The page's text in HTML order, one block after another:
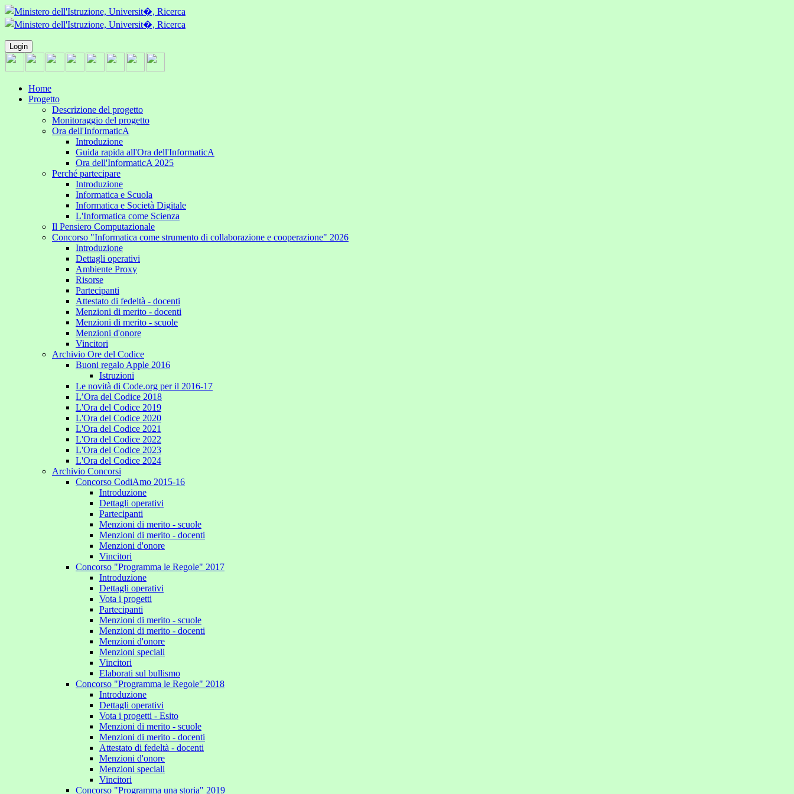
Login
Home
Progetto
Descrizione del progetto
Monitoraggio del progetto
Ora dell'InformaticA
Introduzione
Guida rapida all'Ora dell'InformaticA
Ora dell'InformaticA 2025
Perché partecipare
Introduzione
Informatica e Scuola
Informatica e Società Digitale
L'Informatica come Scienza
Il Pensiero Computazionale
Concorso "Informatica come strumento di collaborazione e cooperazione" 2026
Introduzione
Dettagli operativi
Ambiente Proxy
Risorse
Partecipanti
Attestato di fedeltà - docenti
Menzioni di merito - docenti
Menzioni di merito - scuole
Menzioni d'onore
Vincitori
Archivio Ore del Codice
Buoni regalo Apple 2016
Istruzioni
Le novità di Code.org per il 2016-17
L’Ora del Codice 2018
L'Ora del Codice 2019
L'Ora del Codice 2020
L'Ora del Codice 2021
L'Ora del Codice 2022
L'Ora del Codice 2023
L'Ora del Codice 2024
Archivio Concorsi
Concorso CodiAmo 2015-16
Introduzione
Dettagli operativi
Partecipanti
Menzioni di merito - scuole
Menzioni di merito - docenti
Menzioni d'onore
Vincitori
Concorso "Programma le Regole" 2017
Introduzione
Dettagli operativi
Vota i progetti
Partecipanti
Menzioni di merito - scuole
Menzioni di merito - docenti
Menzioni d'onore
Menzioni speciali
Vincitori
Elaborati sul bullismo
Concorso "Programma le Regole" 2018
Introduzione
Dettagli operativi
Vota i progetti - Esito
Menzioni di merito - scuole
Menzioni di merito - docenti
Attestato di fedeltà - docenti
Menzioni d'onore
Menzioni speciali
Vincitori
Concorso "Programma una storia" 2019